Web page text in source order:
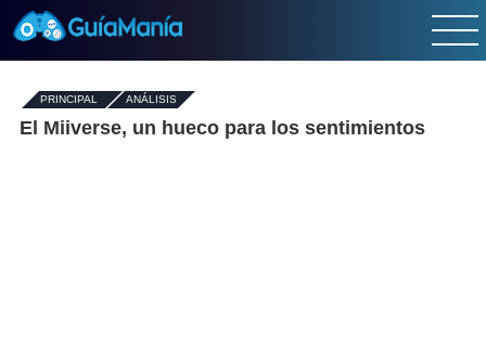
PRINCIPAL - ANÁLISIS
El Miiverse, un hueco para los sentimientos